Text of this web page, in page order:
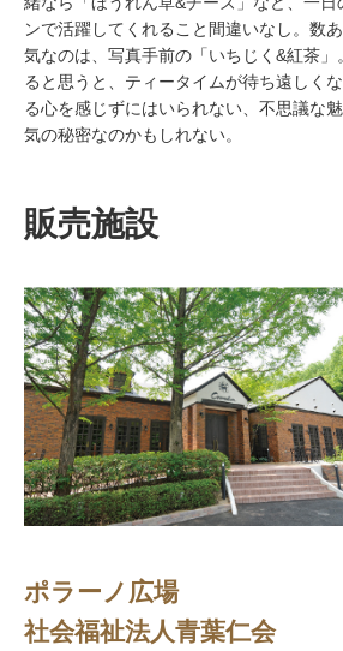
ンで活躍してくれること間違いなし。数
気なのは、写真手前の「いちじく&紅茶
ると思うと、ティータイムが待ち遠しく
る心を感じずにはいられない、不思議な
気の秘密なのかもしれない。
販売施設
ポラーノ広場
社会福祉法人青葉仁会